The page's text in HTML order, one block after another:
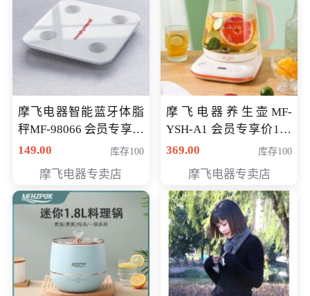
摩飞电器智能蓝牙体脂
秤MF-98066 会员专享价
98元
149.00 库存100
摩飞电器专卖店
摩飞电器养生壶MF-
YSH-A1 会员专享价198
元
369.00 库存100
摩飞电器专卖店